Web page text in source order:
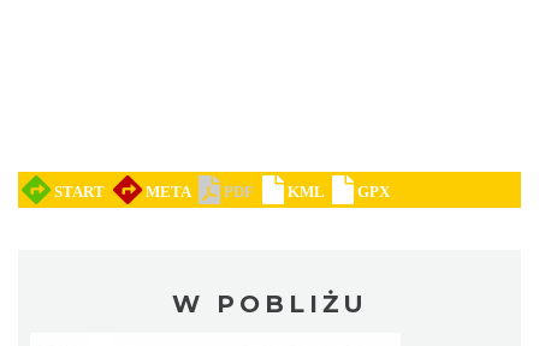
W POBLIŻU